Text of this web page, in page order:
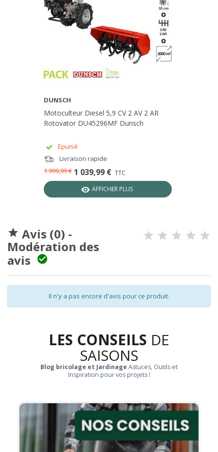
DUNSCH
Motoculteur Diesel 5,9 CV 2 AV 2 AR
Rotovator DU45296MF Dunsch
Epuisé
Livraison rapide
1 039,99 € TTC
1 999,99 €
AFFICHER PLUS
 Avis (0) -
Modération des
avis

Il n'y a pas encore d'avis pour ce produit.
LES CONSEILS DE
SAISONS
Blog bricolage et Jardinage Astuces, Outils et
Inspiration pour vos projets !